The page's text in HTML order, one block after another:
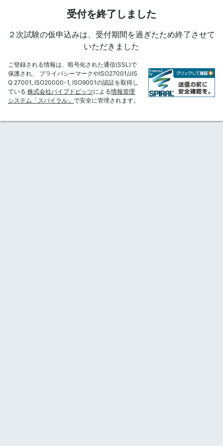
受付を終了しました
２次試験の仮申込みは、受付期間を過ぎたため終了させて
いただきました
ご登録される情報は、暗号化された通信(SSL)で
保護され、 プライバシーマークやISO27001/JIS
Q 27001, ISO20000-1, ISO9001の認証を取得し
ている 株式会社パイプドビッツによる情報管理
システム「スパイラル」 で安全に管理されます。